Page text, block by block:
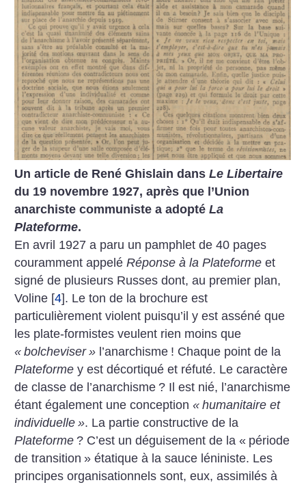
Un article de René Ghislain dansLe Libertaire
du 19 novembre 1927, après que l’Union
anarchiste communiste a adoptéLa
Plateforme.
En avril 1927 a paru un pamphlet de 40 pages
couramment appeléRéponse à la Plateforme et
signé de plusieurs Russes dont, au premier plan,
Voline [4]. Le ton de la brochure est
particulièrement violent puisqu’il y est asséné que
les plate-formistes veulent rien moins que
« bolcheviser » l’anarchisme ! Chaque point de la
Plateforme y est décortiqué et réfuté. Le caractère
de classe de l’anarchisme ? Il est nié, l’anarchisme
étant également une conception« humanitaire et
individuelle ». La partie constructive de la
Plateforme ? C’est un déguisement de la « période
de transition » étatique à la sauce léniniste. Les
principes organisationnels sont, eux, assimilés à